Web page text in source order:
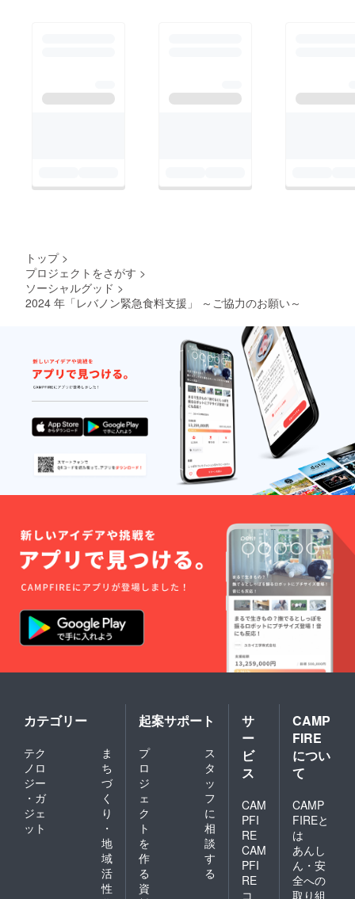
トップ >
プロジェクトをさがす >
ソーシャルグッド >
2024 年「レバノン緊急食料支援」 ～ご協力のお願い～
カテゴリー
テク
ノロ
ジー
・ガ
ジェ
ット
ま
ち
づ
く
り
・
地
域
活
性
起案サポート
プ
ロ
ジ
ェ
ク
ト
を
作
る
ス
タ
ッ
フ
に
相
談
す
る
資
サ
ー
ビ
ス
CAM
PFI
RE
CAM
PFI
RE
コ
CAMP
FIRE
につい
て
CAMP
FIREと
は
あんし
ん・安
全への
取り組